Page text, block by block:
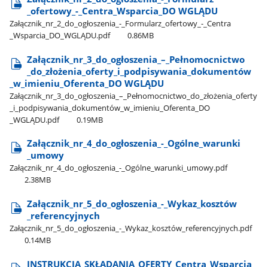
_ofertowy​_-​_Centra​_Wsparcia​_DO WGLĄDU
Załącznik​_nr​_2​_do​_ogłoszenia​_-​_Formularz​_ofertowy​_-​_Centra​
_Wsparcia​_DO​_WGLĄDU.pdf
0.86MB
Załącznik​_nr​_3​_do​_ogłoszenia​_–​_Pełnomocnictwo​
_do​_złożenia​_oferty​_i​_podpisywania​_dokumentów​
_w​_imieniu​_Oferenta​_DO WGLĄDU
Załącznik​_nr​_3​_do​_ogłoszenia​_–​_Pełnomocnictwo​_do​_złożenia​_oferty​
_i​_podpisywania​_dokumentów​_w​_imieniu​_Oferenta​_DO​
_WGLĄDU.pdf
0.19MB
Załącznik​_nr​_4​_do​_ogłoszenia​_-​_Ogólne​_warunki​
_umowy
Załącznik​_nr​_4​_do​_ogłoszenia​_-​_Ogólne​_warunki​_umowy.pdf
2.38MB
Załącznik​_nr​_5​_do​_ogłoszenia​_-​_Wykaz​_kosztów​
_referencyjnych
Załącznik​_nr​_5​_do​_ogłoszenia​_-​_Wykaz​_kosztów​_referencyjnych.pdf
0.14MB
INSTRUKCJA​_SKŁADANIA​_OFERTY​_Centra​_Wsparcia